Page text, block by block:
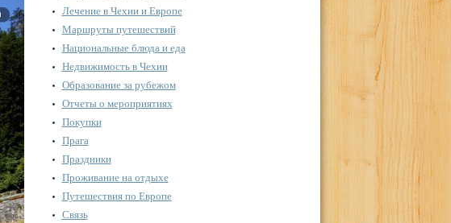
Лечение в Чехии и Европе
Маршруты путешествий
Национальные блюда и еда
Недвижимость в Чехии
Образование за рубежом
Отчеты о мероприятиях
Покупки
Прага
Праздники
Проживание на отдыхе
Путешествия по Европе
Связь